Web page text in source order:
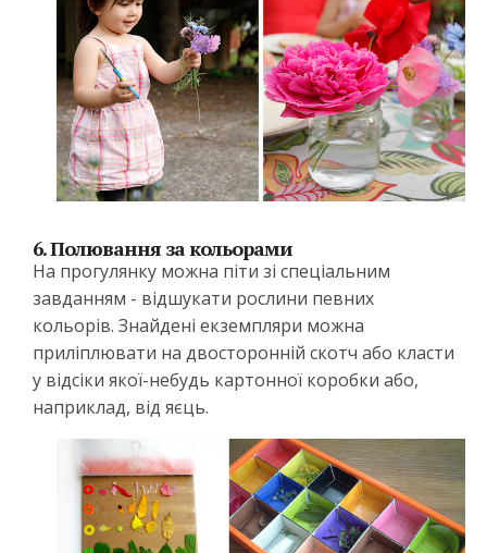
6. Полювання за кольорами
На прогулянку можна піти зі спеціальним
завданням - відшукати рослини певних
кольорів. Знайдені екземпляри можна
приліплювати на двосторонній скотч або класти
у відсіки якої-небудь картонної коробки або,
наприклад, від яєць.